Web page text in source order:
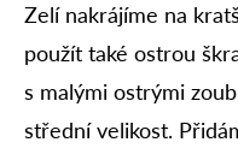
Zelí nakrájíme na
použít také ostrou
s malými ostrými
střední velikost.